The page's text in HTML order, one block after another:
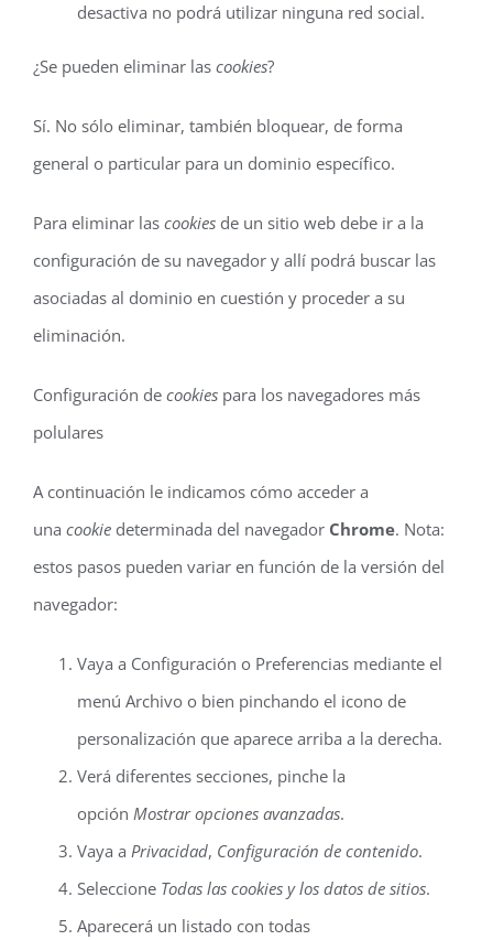
desactiva no podrá utilizar ninguna red social.
¿Se pueden eliminar las cookies?
Sí. No sólo eliminar, también bloquear, de forma
general o particular para un dominio específico.
Para eliminar las cookies de un sitio web debe ir a la
configuración de su navegador y allí podrá buscar las
asociadas al dominio en cuestión y proceder a su
eliminación.
Configuración de cookies para los navegadores más
polulares
A continuación le indicamos cómo acceder a
una cookie determinada del navegador Chrome. Nota:
estos pasos pueden variar en función de la versión del
navegador:
Vaya a Configuración o Preferencias mediante el
menú Archivo o bien pinchando el icono de
personalización que aparece arriba a la derecha.
Verá diferentes secciones, pinche la
opción Mostrar opciones avanzadas.
Vaya a Privacidad, Configuración de contenido.
Seleccione Todas las cookies y los datos de sitios.
Aparecerá un listado con todas